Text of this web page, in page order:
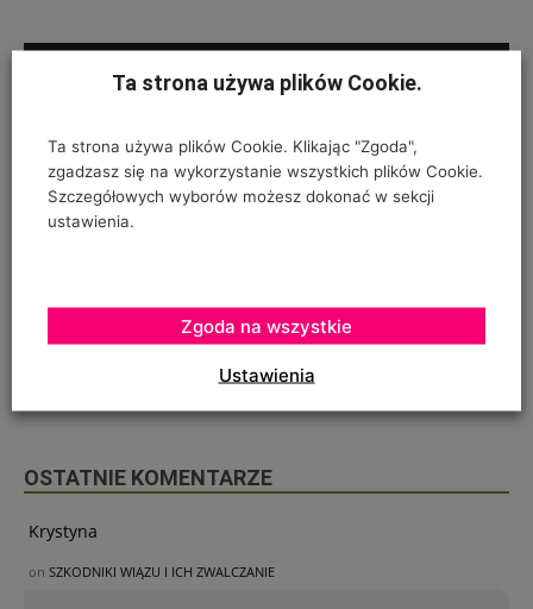
OSTATNIE KOMENTARZE
Krystyna
on SZKODNIKI WIĄZU I ICH ZWALCZANIE
Ta strona używa plików Cookie.
Ta strona używa plików Cookie. Klikając "Zgoda",
zgadzasz się na wykorzystanie wszystkich plików Cookie.
Szczegółowych wyborów możesz dokonać w sekcji
ustawienia.
Ustawienia
Zgoda na wszystkie